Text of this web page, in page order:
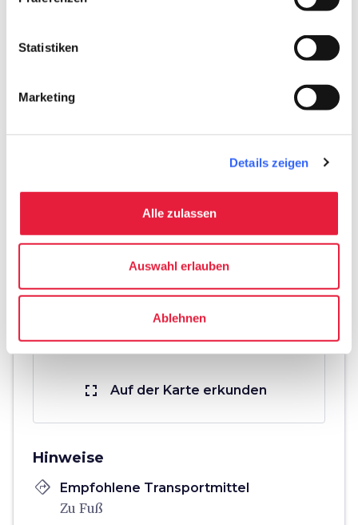
Statistiken
Marketing
Details zeigen
Alle zulassen
Auswahl erlauben
Ablehnen
Palatina
fullscreen Auf der Karte erkunden
Hinweise
directions Empfohlene Transportmittel
Zu Fuß